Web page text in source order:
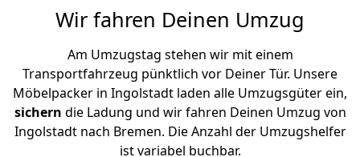
Wir fahren Deinen Umzug
Am Umzugstag stehen wir mit einem
Transportfahrzeug pünktlich vor Deiner Tür. Unsere
Möbelpacker in Ingolstadt laden alle Umzugsgüter ein,
sichern die Ladung und wir fahren Deinen Umzug von
Ingolstadt nach Bremen. Die Anzahl der Umzugshelfer
ist variabel buchbar.